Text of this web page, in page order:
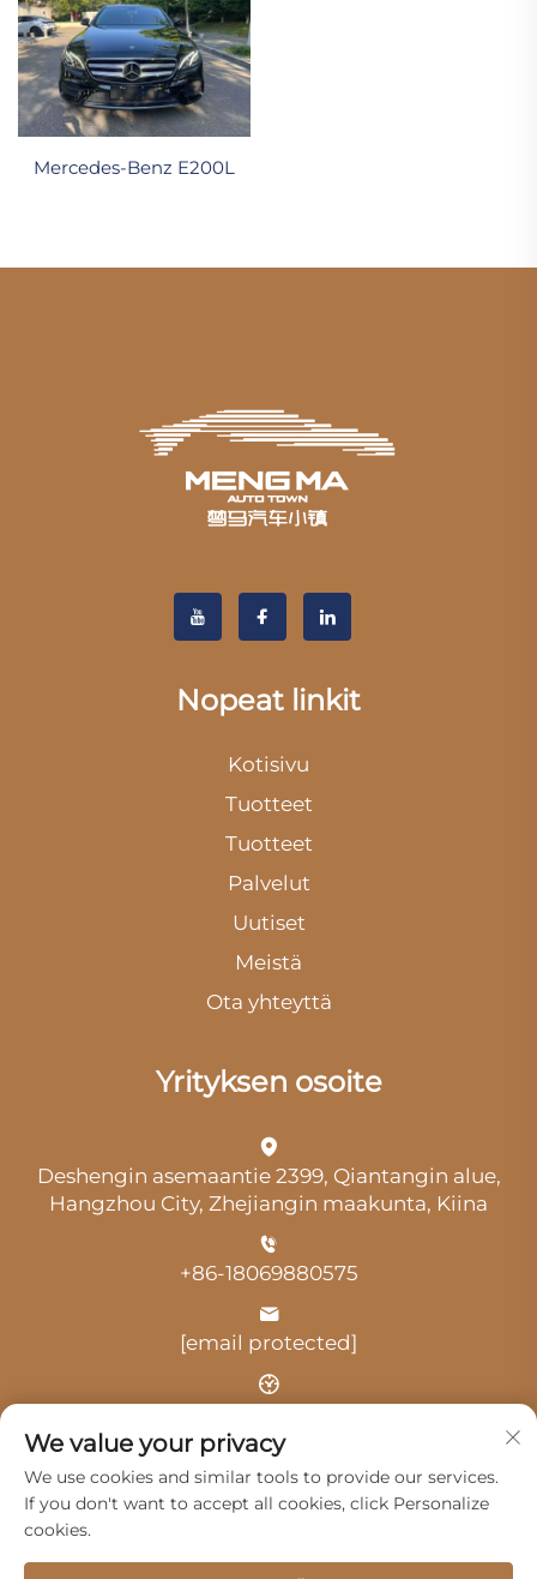
Mercedes-Benz E200L
Nopeat linkit
Kotisivu
Tuotteet
Tuotteet
Palvelut
Uutiset
Meistä
Ota yhteyttä
Yrityksen osoite
Deshengin asemaantie 2399, Qiantangin alue,
Hangzhou City, Zhejiangin maakunta, Kiina
+86-18069880575
[email protected]
Aika: klo 9.00–18.00
We value your privacy
We use cookies and similar tools to provide our services.
If you don't want to accept all cookies, click Personalize
cookies.